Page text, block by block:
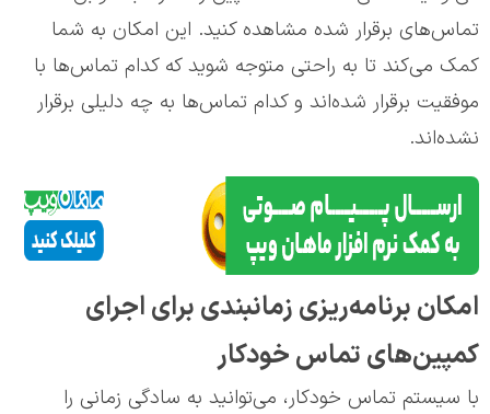
تماس‌های برقرار شده مشاهده کنید. این امکان به شما
کمک می‌کند تا به راحتی متوجه شوید که کدام تماس‌ها با
موفقیت برقرار شده‌اند و کدام تماس‌ها به چه دلیلی برقرار
نشده‌اند.
امکان برنامه‌ریزی زمانبندی برای اجرای
کمپین‌های تماس خودکار
با سیستم تماس خودکار، می‌توانید به سادگی زمانی را